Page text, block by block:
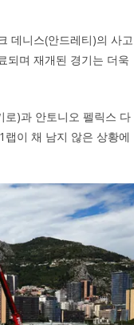
데니스(안드레티)의 사고
되며 재개된 경기는 더욱
로)과 안토니오 펠릭스 다
랩이 채 남지 않은 상황에